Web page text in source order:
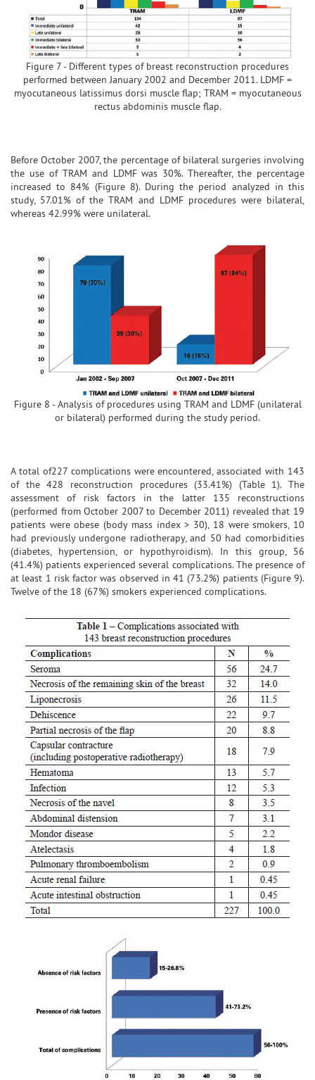
Figure 7 - Different types of breast reconstruction procedures
performed between January 2002 and December 2011. LDMF =
myocutaneous latissimus dorsi muscle flap; TRAM = myocutaneous
rectus abdominis muscle flap.
Before October 2007, the percentage of bilateral surgeries involving
the use of TRAM and LDMF was 30%. Thereafter, the percentage
increased to 84% (Figure 8). During the period analyzed in this
study, 57.01% of the TRAM and LDMF procedures were bilateral,
whereas 42.99% were unilateral.
Figure 8 - Analysis of procedures using TRAM and LDMF (unilateral
or bilateral) performed during the study period.
A total of227 complications were encountered, associated with 143
of the 428 reconstruction procedures (33.41%) (Table 1). The
assessment of risk factors in the latter 135 reconstructions
(performed from October 2007 to December 2011) revealed that 19
patients were obese (body mass index > 30), 18 were smokers, 10
had previously undergone radiotherapy, and 50 had comorbidities
(diabetes, hypertension, or hypothyroidism). In this group, 56
(41.4%) patients experienced several complications. The presence of
at least 1 risk factor was observed in 41 (73.2%) patients (Figure 9).
Twelve of the 18 (67%) smokers experienced complications.